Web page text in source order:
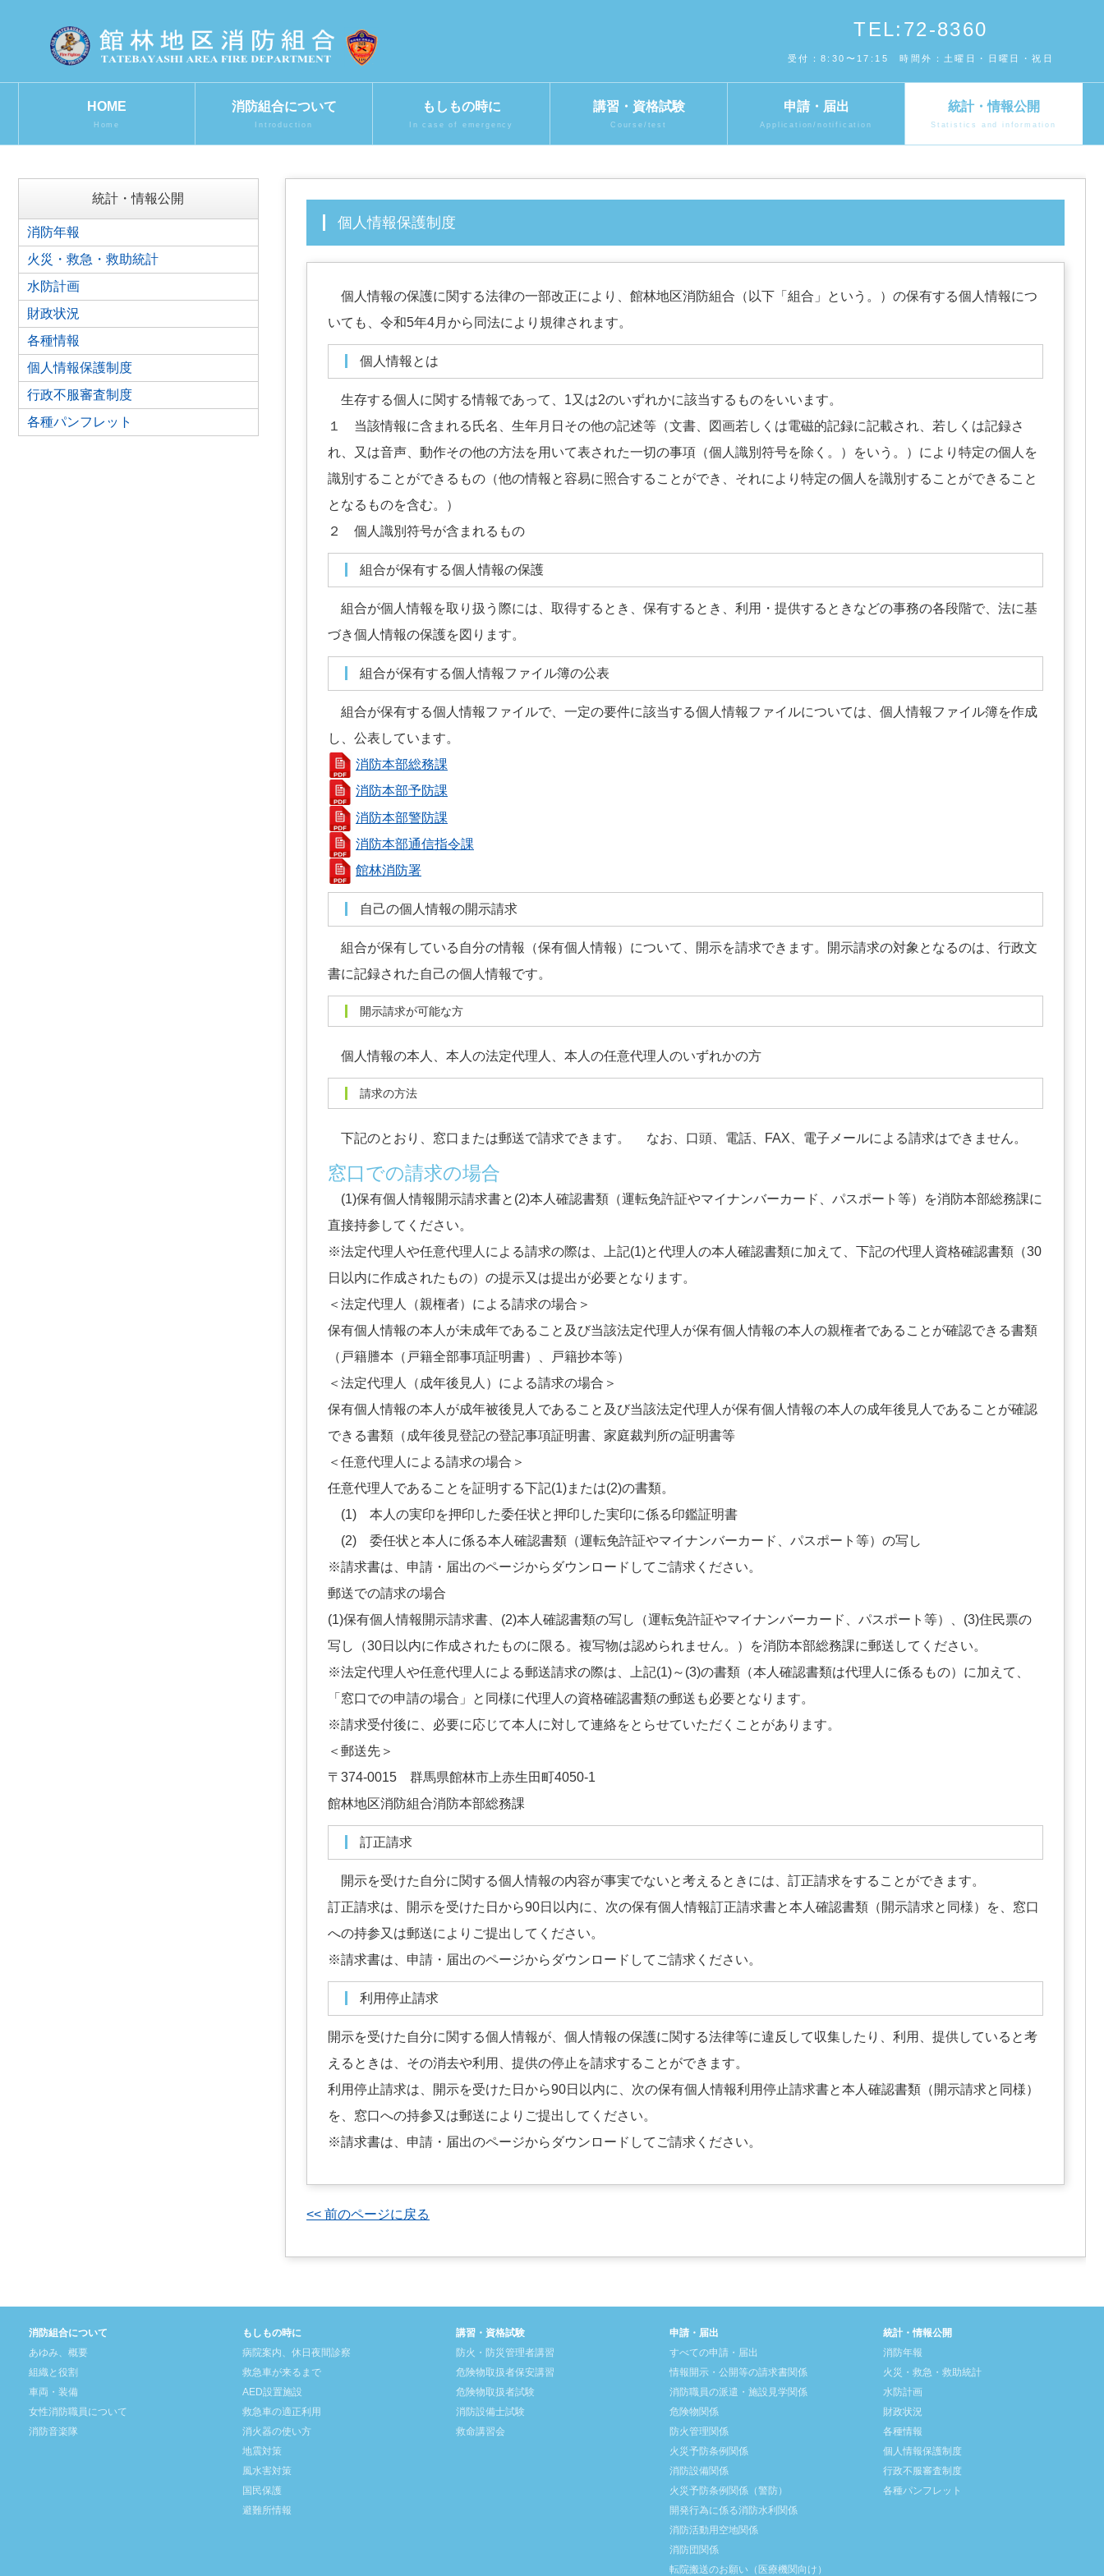
TEL:72-8360
受付：8:30〜17:15 時間外：土曜日・日曜日・祝日
HOME
Home
消防組合について
Introduction
もしもの時に
In case of emergency
講習・資格試験
Course/test
申請・届出
Application/notification
統計・情報公開
Statistics and information
個人情報保護制度
個人情報の保護に関する法律の一部改正により、館林地区消防組合（以下「組合」という。）の保有する個人情報につ
いても、令和5年4月から同法により規律されます。
個人情報とは
生存する個人に関する情報であって、1又は2のいずれかに該当するものをいいます。
１ 当該情報に含まれる氏名、生年月日その他の記述等（文書、図画若しくは電磁的記録に記載され、若しくは記録さ
れ、又は音声、動作その他の方法を用いて表された一切の事項（個人識別符号を除く。）をいう。）により特定の個人を
識別することができるもの（他の情報と容易に照合することができ、それにより特定の個人を識別することができること
となるものを含む。）
２ 個人識別符号が含まれるもの
組合が保有する個人情報の保護
組合が個人情報を取り扱う際には、取得するとき、保有するとき、利用・提供するときなどの事務の各段階で、法に基
づき個人情報の保護を図ります。
組合が保有する個人情報ファイル簿の公表
組合が保有する個人情報ファイルで、一定の要件に該当する個人情報ファイルについては、個人情報ファイル簿を作成
し、公表しています。
消防本部総務課
消防本部予防課
消防本部警防課
消防本部通信指令課
館林消防署
自己の個人情報の開示請求
組合が保有している自分の情報（保有個人情報）について、開示を請求できます。開示請求の対象となるのは、行政文
書に記録された自己の個人情報です。
開示請求が可能な方
個人情報の本人、本人の法定代理人、本人の任意代理人のいずれかの方
請求の方法
下記のとおり、窓口または郵送で請求できます。 なお、口頭、電話、FAX、電子メールによる請求はできません。
窓口での請求の場合
(1)保有個人情報開示請求書と(2)本人確認書類（運転免許証やマイナンバーカード、パスポート等）を消防本部総務課に
直接持参してください。
※法定代理人や任意代理人による請求の際は、上記(1)と代理人の本人確認書類に加えて、下記の代理人資格確認書類（30
日以内に作成されたもの）の提示又は提出が必要となります。
＜法定代理人（親権者）による請求の場合＞
保有個人情報の本人が未成年であること及び当該法定代理人が保有個人情報の本人の親権者であることが確認できる書類
（戸籍謄本（戸籍全部事項証明書）、戸籍抄本等）
＜法定代理人（成年後見人）による請求の場合＞
保有個人情報の本人が成年被後見人であること及び当該法定代理人が保有個人情報の本人の成年後見人であることが確認
できる書類（成年後見登記の登記事項証明書、家庭裁判所の証明書等
＜任意代理人による請求の場合＞
任意代理人であることを証明する下記(1)または(2)の書類。
(1) 本人の実印を押印した委任状と押印した実印に係る印鑑証明書
(2) 委任状と本人に係る本人確認書類（運転免許証やマイナンバーカード、パスポート等）の写し
※請求書は、申請・届出のページからダウンロードしてご請求ください。
郵送での請求の場合
(1)保有個人情報開示請求書、(2)本人確認書類の写し（運転免許証やマイナンバーカード、パスポート等）、(3)住民票の
写し（30日以内に作成されたものに限る。複写物は認められません。）を消防本部総務課に郵送してください。
※法定代理人や任意代理人による郵送請求の際は、上記(1)～(3)の書類（本人確認書類は代理人に係るもの）に加えて、
「窓口での申請の場合」と同様に代理人の資格確認書類の郵送も必要となります。
※請求受付後に、必要に応じて本人に対して連絡をとらせていただくことがあります。
＜郵送先＞
〒374-0015 群馬県館林市上赤生田町4050-1
館林地区消防組合消防本部総務課
訂正請求
開示を受けた自分に関する個人情報の内容が事実でないと考えるときには、訂正請求をすることができます。
訂正請求は、開示を受けた日から90日以内に、次の保有個人情報訂正請求書と本人確認書類（開示請求と同様）を、窓口
への持参又は郵送によりご提出してください。
※請求書は、申請・届出のページからダウンロードしてご請求ください。
利用停止請求
開示を受けた自分に関する個人情報が、個人情報の保護に関する法律等に違反して収集したり、利用、提供していると考
えるときは、その消去や利用、提供の停止を請求することができます。
利用停止請求は、開示を受けた日から90日以内に、次の保有個人情報利用停止請求書と本人確認書類（開示請求と同様）
を、窓口への持参又は郵送によりご提出してください。
※請求書は、申請・届出のページからダウンロードしてご請求ください。
<< 前のページに戻る
統計・情報公開
消防年報
火災・救急・救助統計
水防計画
財政状況
各種情報
個人情報保護制度
行政不服審査制度
各種パンフレット
消防組合について
あゆみ、概要
組織と役割
車両・装備
女性消防職員について
消防音楽隊
もしもの時に
病院案内、休日夜間診察
救急車が来るまで
AED設置施設
救急車の適正利用
消火器の使い方
地震対策
風水害対策
国民保護
避難所情報
講習・資格試験
防火・防災管理者講習
危険物取扱者保安講習
危険物取扱者試験
消防設備士試験
救命講習会
申請・届出
すべての申請・届出
情報開示・公開等の請求書関係
消防職員の派遣・施設見学関係
危険物関係
防火管理関係
火災予防条例関係
消防設備関係
火災予防条例関係（警防）
開発行為に係る消防水利関係
消防活動用空地関係
消防団関係
転院搬送のお願い（医療機関向け）
統計・情報公開
消防年報
火災・救急・救助統計
水防計画
財政状況
各種情報
個人情報保護制度
行政不服審査制度
各種パンフレット